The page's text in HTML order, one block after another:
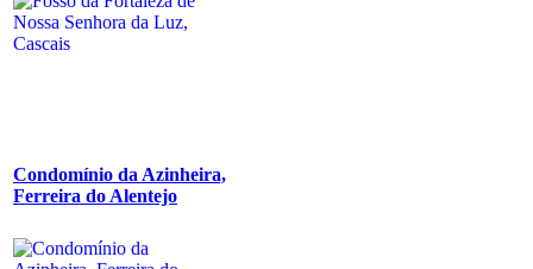
Condomínio da Azinheira,
Ferreira do Alentejo